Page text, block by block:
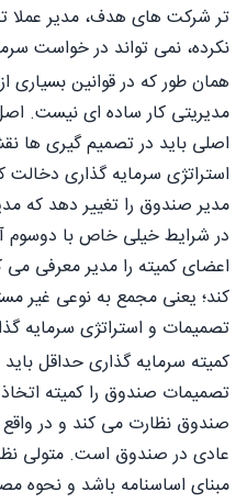
تر شرکت های هدف، مدیر عملا
نکرده، نمی تواند در خواست
همان طور که در قوانین بسیاری
مدیریتی کار ساده ای نیست.
اصلی باید در تصمیم گیری ها
استراتژی سرمایه گذاری
مدیر صندوق را تغییر دهد که
در شرایط خیلی خاص با دوسوم
اعضای کمیته را مدیر معرفی می
کند؛ یعنی مجمع به نوعی غیر
تصمیمات و استراتژی سرمایه
کمیته سرمایه گذاری حداقل
تصمیمات صندوق را کمیته
صندوق نظارت می کند و در
عادی در صندوق است. متولی
مبنای اساسنامه باشد و نحوه